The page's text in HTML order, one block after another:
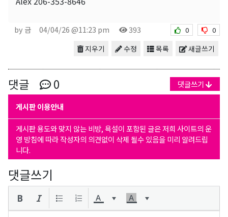
by 금 04/04/26 @11:23 pm 393 0 0
새글쓰기
목록
수정
지우기
댓글 0 댓글쓰기
게시판 이용안내
게시판 용도와 맞지 않는 비방, 욕설이 포함된 글은 저희 사이트의 운
영 방침에 따라 작성자의 의견없이 삭제 될수 있음을 미리 알려드립
니다.
댓글쓰기